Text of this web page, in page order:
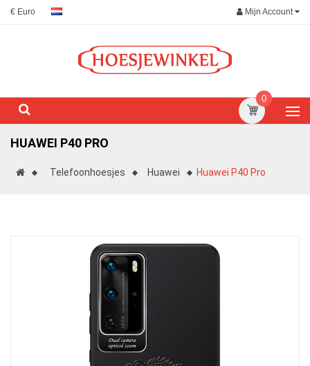
€ Euro Mijn Account
0
HUAWEI P40 PRO
Telefoonhoesjes Huawei Huawei P40 Pro